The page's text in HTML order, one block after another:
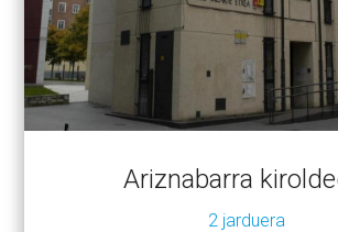
Ariznabarra
2 jarduera